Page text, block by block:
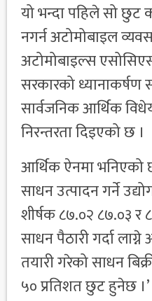
यो भन्दा पहिले सो छुट
नगर्न अटोमोबाइल
अटोमोबाइल्स
सरकारको ध्यानाकर्षण
सार्वजनिक आर्थिक
निरन्तरता दिइएको छ ।
आर्थिक ऐनमा भनिएको
साधन उत्पादन गर्ने
शीर्षक ८७.०२ ८७.०३ र
साधन पैठारी गर्दा
तयारी गरेको साधन
५० प्रतिशत छुट हुनेछ ।’